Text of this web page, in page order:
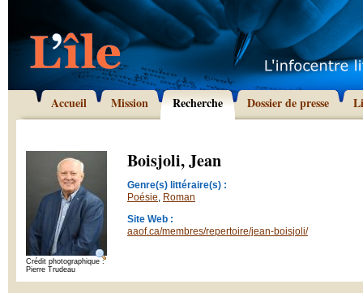
Accueil Mission Recherche Dossier de presse
Crédit photographique :
Pierre Trudeau
Boisjoli, Jean
Genre(s) littéraire(s) :
Poésie, Roman
Site Web :
aaof.ca/membres/repertoire/jean-boisjoli/